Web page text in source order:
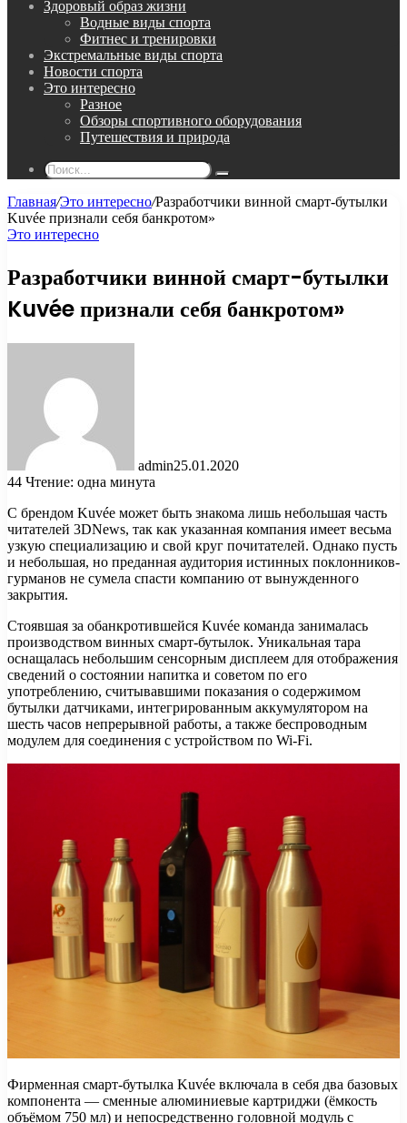
Здоровый образ жизни
Водные виды спорта
Фитнес и тренировки
Экстремальные виды спорта
Новости спорта
Это интересно
Разное
Обзоры спортивного оборудования
Путешествия и природа
Поиск...
Главная/Это интересно/Разработчики винной смарт-бутылки
Kuvée признали себя банкротом»
Это интересно
Разработчики винной смарт-бутылки
Kuvée признали себя банкротом»
admin25.01.2020
44 Чтение: одна минута
С брендом Kuvée может быть знакома лишь небольшая часть
читателей 3DNews, так как указанная компания имеет весьма
узкую специализацию и свой круг почитателей. Однако пусть
и небольшая, но преданная аудитория истинных поклонников-
гурманов не сумела спасти компанию от вынужденного
закрытия.
Стоявшая за обанкротившейся Kuvée команда занималась
производством винных смарт-бутылок. Уникальная тара
оснащалась небольшим сенсорным дисплеем для отображения
сведений о состоянии напитка и советом по его
употреблению, считывавшими показания о содержимом
бутылки датчиками, интегрированным аккумулятором на
шесть часов непрерывной работы, а также беспроводным
модулем для соединения с устройством по Wi-Fi.
Фирменная смарт-бутылка Kuvée включала в себя два базовых
компонента — сменные алюминиевые картриджи (ёмкость
объёмом 750 мл) и непосредственно головной модуль с